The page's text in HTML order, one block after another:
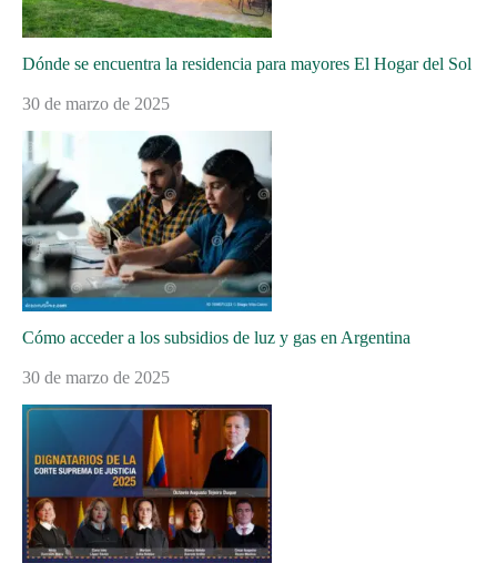
Dónde se encuentra la residencia para mayores El Hogar del Sol
30 de marzo de 2025
Cómo acceder a los subsidios de luz y gas en Argentina
30 de marzo de 2025